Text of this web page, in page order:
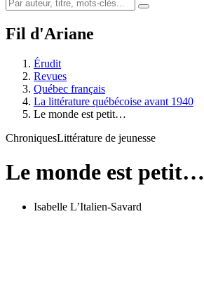
Fil d'Ariane
Érudit
Revues
Québec français
La littérature québécoise avant 1940
Le monde est petit…
ChroniquesLittérature de jeunesse
Le monde est petit…
Isabelle L’Italien-Savard